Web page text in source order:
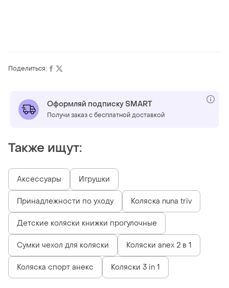
Поделиться:
Оформляй подписку SMART
Получи заказ с бесплатной доставкой
Также ищут:
Аксессуары Игрушки
Принадлежности по уходу Коляска nuna triv
Детские коляски книжки прогулочные
Сумки чехол для коляски Коляски anex 2 в 1
Коляска спорт анекс Коляски 3 in 1